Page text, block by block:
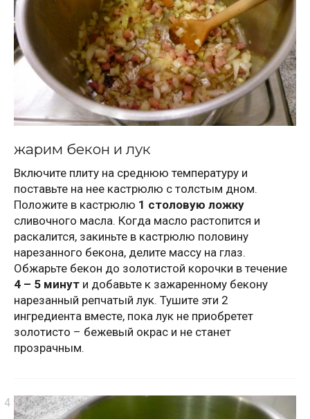
жарим бекон и лук
Включите плиту на среднюю температуру и
поставьте на нее кастрюлю с толстым дном.
Положите в кастрюлю 1 столовую ложку
сливочного масла. Когда масло растопится и
раскалится, закиньте в кастрюлю половину
нарезанного бекона, делите массу на глаз.
Обжарьте бекон до золотистой корочки в течение
4 – 5 минут и добавьте к зажаренному бекону
нарезанный репчатый лук. Тушите эти 2
ингредиента вместе, пока лук не приобретет
золотисто – бежевый окрас и не станет
прозрачным.